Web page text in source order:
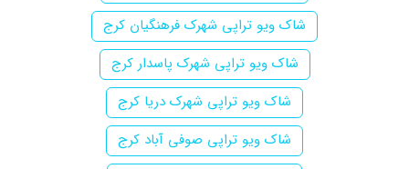
شاک ویو تراپی شهرک فرهنگیان کرج
شاک ویو تراپی شهرک پاسدار کرج
شاک ویو تراپی شهرک دریا کرج
شاک ویو تراپی صوفی آباد کرج